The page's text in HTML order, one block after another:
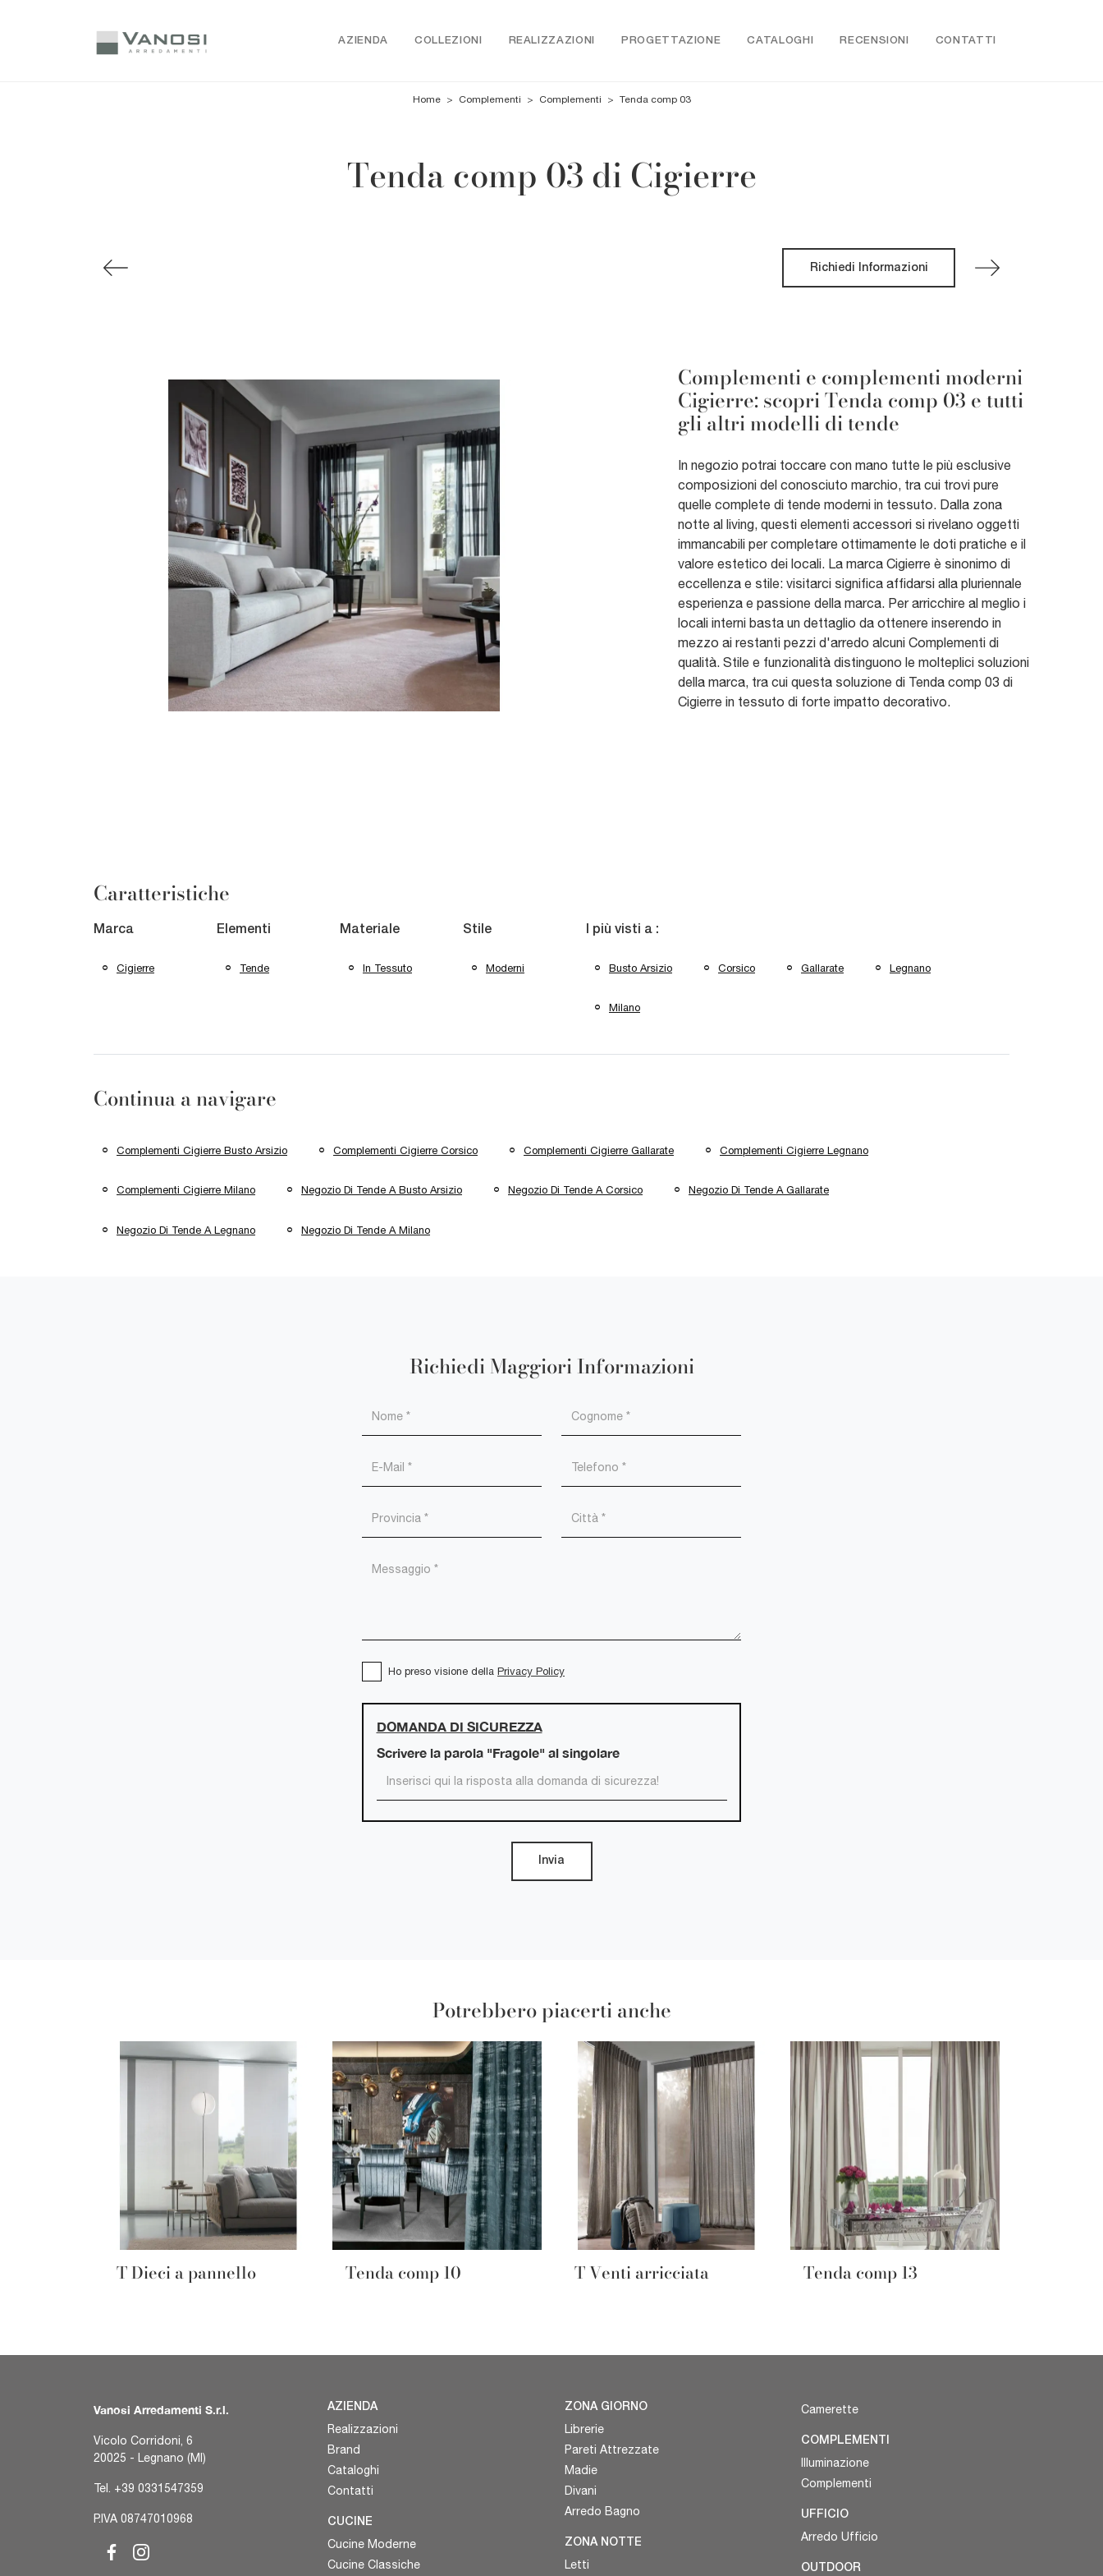
AZIENDA COLLEZIONI REALIZZAZIONI PROGETTAZIONE CATALOGHI RECENSIONI CONTATTI
Home > Complementi > Complementi > Tenda comp 03
Tenda comp 03 di Cigierre
Richiedi Informazioni
Complementi e complementi moderni
Cigierre: scopri Tenda comp 03 e tutti
gli altri modelli di tende
In negozio potrai toccare con mano tutte le più esclusive
composizioni del conosciuto marchio, tra cui trovi pure
quelle complete di tende moderni in tessuto. Dalla zona
notte al living, questi elementi accessori si rivelano oggetti
immancabili per completare ottimamente le doti pratiche e il
valore estetico dei locali. La marca Cigierre è sinonimo di
eccellenza e stile: visitarci significa affidarsi alla pluriennale
esperienza e passione della marca. Per arricchire al meglio i
locali interni basta un dettaglio da ottenere inserendo in
mezzo ai restanti pezzi d'arredo alcuni Complementi di
qualità. Stile e funzionalità distinguono le molteplici soluzioni
della marca, tra cui questa soluzione di Tenda comp 03 di
Cigierre in tessuto di forte impatto decorativo.
Caratteristiche
Marca
Cigierre
Elementi
Tende
Materiale
In Tessuto
Stile
Moderni
I più visti a :
Busto Arsizio Corsico Gallarate Legnano
Milano
Continua a navigare
Complementi Cigierre Busto Arsizio Complementi Cigierre Corsico Complementi Cigierre Gallarate Complementi Cigierre Legnano
Complementi Cigierre Milano Negozio Di Tende A Busto Arsizio Negozio Di Tende A Corsico Negozio Di Tende A Gallarate
Negozio Di Tende A Legnano Negozio Di Tende A Milano
Richiedi Maggiori Informazioni
Ho preso visione della Privacy Policy
DOMANDA DI SICUREZZA
Scrivere la parola "Fragole" al singolare
Invia
Potrebbero piacerti anche
T Dieci a pannello Tenda comp 10 T Venti arricciata Tenda comp 13
Vanosi Arredamenti S.r.l.
Vicolo Corridoni, 6
20025 - Legnano (MI)
Tel. +39 0331547359
P.IVA 08747010968
AZIENDA
Realizzazioni
Brand
Cataloghi
Contatti
CUCINE
Cucine Moderne
Cucine Classiche
ZONA GIORNO
Librerie
Pareti Attrezzate
Madie
Divani
Arredo Bagno
ZONA NOTTE
Letti
Camerette
COMPLEMENTI
Illuminazione
Complementi
UFFICIO
Arredo Ufficio
OUTDOOR